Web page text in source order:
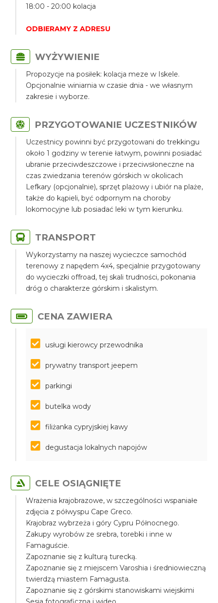
18:00 - 20:00 kolacja
ODBIERAMY Z ADRESU
WYŻYWIENIE
Propozycje na posiłek: kolacja meze w Iskele.
Opcjonalnie winiarnia w czasie dnia - we własnym
zakresie i wyborze.
PRZYGOTOWANIE UCZESTNIKÓW
Uczestnicy powinni być przygotowani do trekkingu
około 1 godziny w terenie łatwym, powinni posiadać
ubranie przeciwdeszczowe i przeciwsłoneczne na
czas zwiedzania terenów górskich w okolicach
Lefkary (opcjonalnie), sprzęt plażowy i ubiór na plaże,
także do kąpieli, być odpornym na choroby
lokomocyjne lub posiadać leki w tym kierunku.
TRANSPORT
Wykorzystamy na naszej wycieczce samochód
terenowy z napędem 4x4, specjalnie przygotowany
do wycieczki offroad, tej skali trudności, pokonania
dróg o charakterze górskim i skalistym.
CENA ZAWIERA
usługi kierowcy przewodnika
prywatny transport jeepem
parkingi
butelka wody
filiżanka cypryjskiej kawy
degustacja lokalnych napojów
CELE OSIĄGNIĘTE
Wrażenia krajobrazowe, w szczególności wspaniałe
zdjęcia z półwyspu Cape Greco.
Krajobraz wybrzeża i góry Cypru Północnego.
Zakupy wyrobów ze srebra, torebki i inne w
Famaguście.
Zapoznanie się z kulturą turecką.
Zapoznanie się z miejscem Varoshia i średniowieczną
twierdzą miastem Famagusta.
Zapoznanie się z górskimi stanowiskami wiejskimi